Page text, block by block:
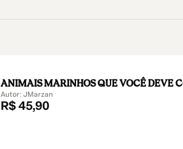
ANIMAIS MARINHOS QUE VOCÊ DEVE
Autor: JMarzan
R$ 45,90